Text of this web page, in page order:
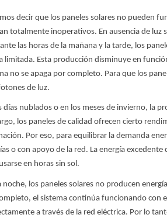
decir que los paneles solares no pueden
totalmente inoperativos. En ausencia de luz
las horas de la mañana y la tarde, los
limitada. Esta producción disminuye en
no se apaga por completo. Para que los
de luz.
días nublados o en los meses de invierno, la
los paneles de calidad ofrecen cierto
Por eso, para equilibrar la demanda
o con apoyo de la red. La energía
en horas sin sol.
noche, los paneles solares no producen
el sistema continúa funcionando con
a través de la red eléctrica. Por lo